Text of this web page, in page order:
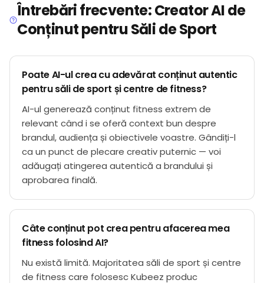
Întrebări frecvente: Creator AI de
Conținut pentru Săli de Sport
Poate AI-ul crea cu adevărat conținut autentic
pentru săli de sport și centre de fitness?
AI-ul generează conținut fitness extrem de
relevant când i se oferă context bun despre
brandul, audiența și obiectivele voastre. Gândiți-l
ca un punct de plecare creativ puternic — voi
adăugați atingerea autentică a brandului și
aprobarea finală.
Câte conținut pot crea pentru afacerea mea
fitness folosind AI?
Nu există limită. Majoritatea săli de sport și centre
de fitness care folosesc Kubeez produc